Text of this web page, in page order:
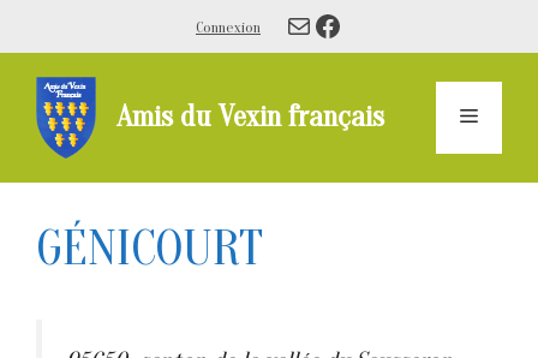
contenu
Connexion E-mailFacebook
Amis du Vexin français Menu
GÉNICOURT